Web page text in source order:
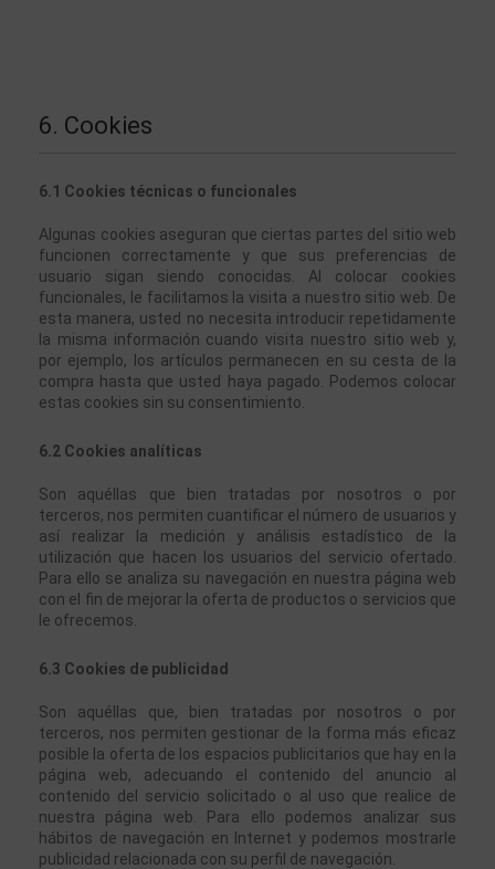
6. Cookies
6.1 Cookies técnicas o funcionales
Algunas cookies aseguran que ciertas partes del sitio web
funcionen correctamente y que sus preferencias de
usuario sigan siendo conocidas. Al colocar cookies
funcionales, le facilitamos la visita a nuestro sitio web. De
esta manera, usted no necesita introducir repetidamente
la misma información cuando visita nuestro sitio web y,
por ejemplo, los artículos permanecen en su cesta de la
compra hasta que usted haya pagado. Podemos colocar
estas cookies sin su consentimiento.
6.2 Cookies analíticas
Son aquéllas que bien tratadas por nosotros o por
terceros, nos permiten cuantificar el número de usuarios y
así realizar la medición y análisis estadístico de la
utilización que hacen los usuarios del servicio ofertado.
Para ello se analiza su navegación en nuestra página web
con el fin de mejorar la oferta de productos o servicios que
le ofrecemos.
6.3 Cookies de publicidad
Son aquéllas que, bien tratadas por nosotros o por
terceros, nos permiten gestionar de la forma más eficaz
posible la oferta de los espacios publicitarios que hay en la
página web, adecuando el contenido del anuncio al
contenido del servicio solicitado o al uso que realice de
nuestra página web. Para ello podemos analizar sus
hábitos de navegación en Internet y podemos mostrarle
publicidad relacionada con su perfil de navegación.